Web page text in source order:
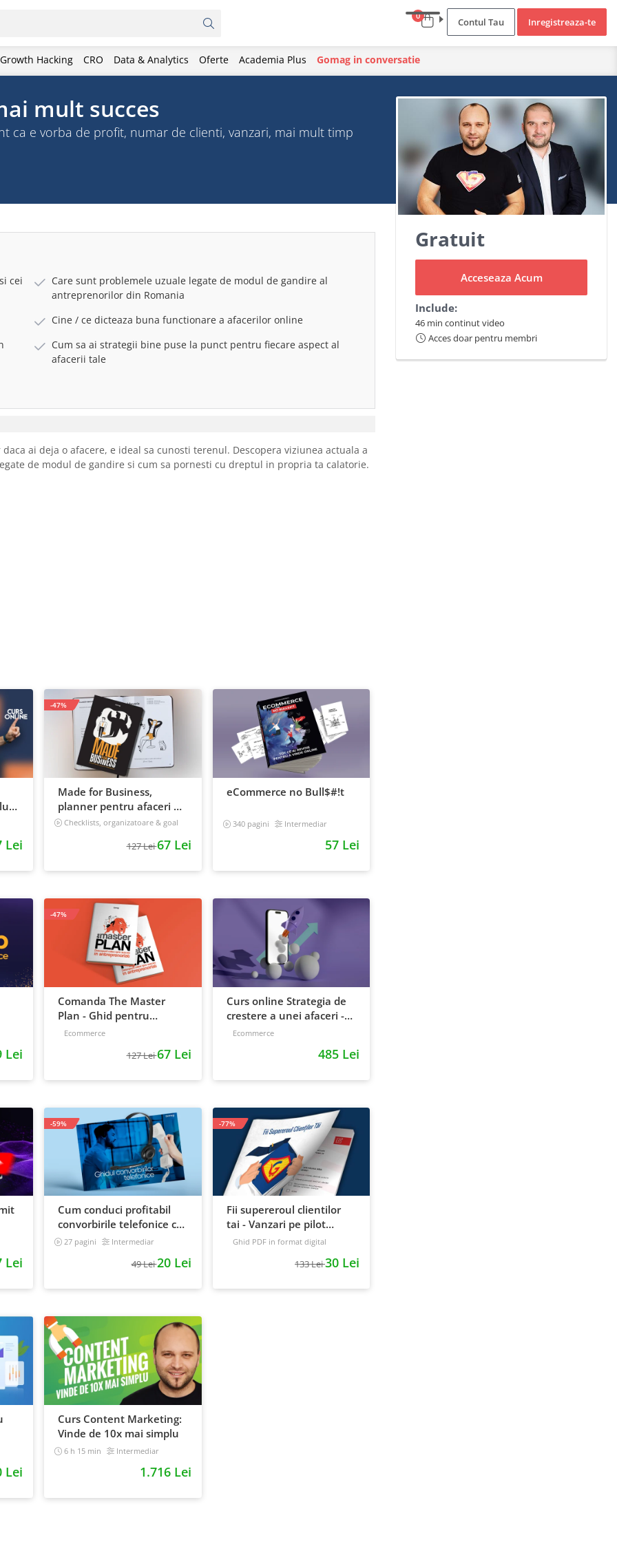
0
Contul Tau Inregistreaza-te
Growth Hacking CRO Data & Analytics Oferte Academia Plus Gomag in conversatie
mult succes
ca e vorba de profit, numar de clienti, vanzari, mai mult timp
Gratuit
Acceseaza Acum
Include:
46 min continut video
Acces doar pentru membri
cei
Care sunt problemele uzuale legate de modul de gandire al
antreprenorilor din Romania
Cine / ce dicteaza buna functionare a afacerilor online
Cum sa ai strategii bine puse la punct pentru fiecare aspect al
afacerii tale
ai deja o afacere, e ideal sa cunosti terenul. Descopera viziunea actuala a
de modul de gandire si cum sa pornesti cu dreptul in propria ta calatorie.
Lei
Made for Business,
planner pentru afaceri &
viata, nedatat, 240 pagini
Checklists, organizatoare & goal
127 Lei67 Lei
-47%
eCommerce no Bull$#!t
340 pagini Intermediar
57 Lei
Lei
Comanda The Master
Plan - Ghid pentru
antreprenori, 138 pagini
Ecommerce
127 Lei67 Lei
-47%
Curs online Strategia de
crestere a unei afaceri -
de la idee, la retentie si
Ecommerce
485 Lei
Lei
Cum conduci profitabil
convorbirile telefonice cu
clientii
27 pagini Intermediar
49 Lei20 Lei
-59%
Fii supereroul clientilor
tai - Vanzari pe pilot
automat
Ghid PDF in format digital
133 Lei30 Lei
-77%
Lei
Curs Content Marketing:
Vinde de 10x mai simplu
6 h 15 min Intermediar
1.716 Lei